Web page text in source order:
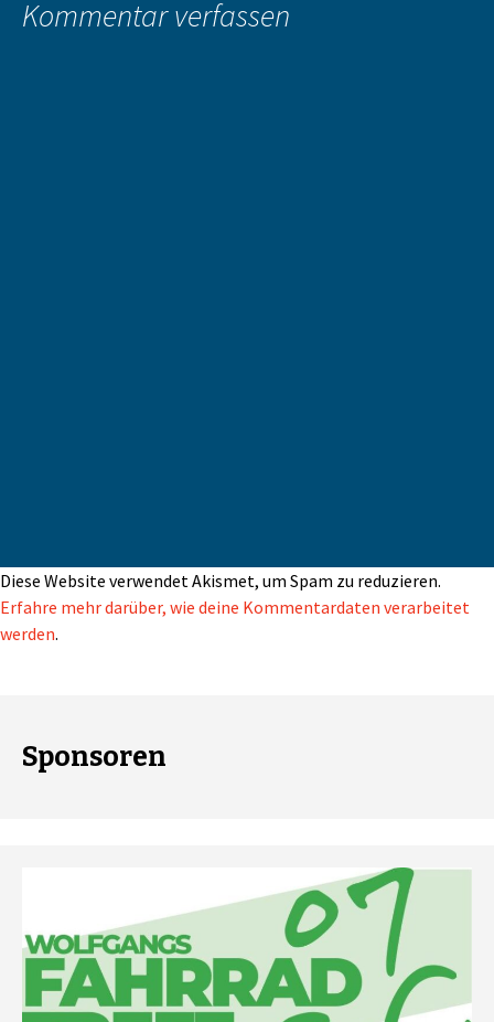
Kommentar verfassen
Diese Website verwendet Akismet, um Spam zu reduzieren.
Erfahre mehr darüber, wie deine Kommentardaten verarbeitet
werden.
Sponsoren